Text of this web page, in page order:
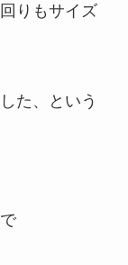
りもサイズ
た、という